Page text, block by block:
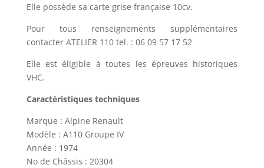
Elle possède sa carte grise française 10cv.
Pour tous renseignements supplémentaires
contacter ATELIER 110 tel. : 06 09 57 17 52
Elle est éligible à toutes les épreuves historiques
VHC.
Caractéristiques techniques
Marque : Alpine Renault
Modèle : A110 Groupe IV
Année : 1974
No de Châssis : 20304